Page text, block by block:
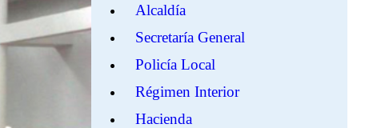
Alcaldía
Secretaría General
Policía Local
Régimen Interior
Hacienda